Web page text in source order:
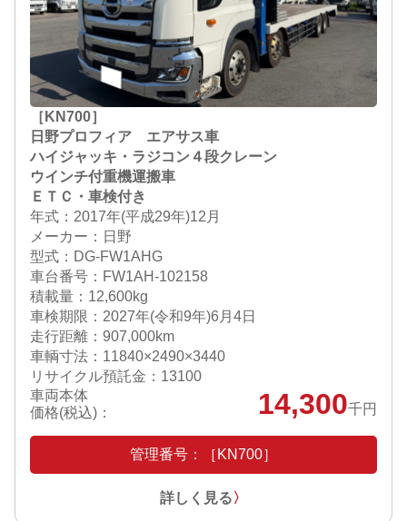
［KN700］
日野プロフィア エアサス車
ハイジャッキ・ラジコン４段クレーン
ウインチ付重機運搬車
ＥＴＣ・車検付き
年式：2017年(平成29年)12月
メーカー：日野
型式：DG-FW1AHG
車台番号：FW1AH-102158
積載量：12,600kg
車検期限： 2027年(令和9年)6月4日
走行距離：907,000km
車輌寸法：11840×2490×3440
リサイクル預託金：13100
車両本体
価格(税込)：
14,300千円
管理番号：［KN700］
詳しく見る〉